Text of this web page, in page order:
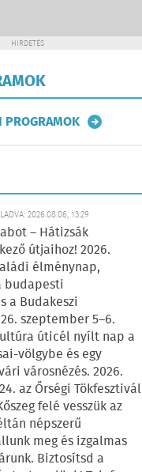
HIRDETÉS
PROGRAMOK
2026.08.06, 13:29
– Hátizsák
útjaihoz! 2026.
élménynap,
budapesti
a Budakeszi
szeptember 5–6.
úticél nyílt nap a
völgybe és egy
városnézés. 2026.
az Őrségi Tökfesztivál
felé vesszük az
népszerű
meg és izgalmas
Biztosítsd a